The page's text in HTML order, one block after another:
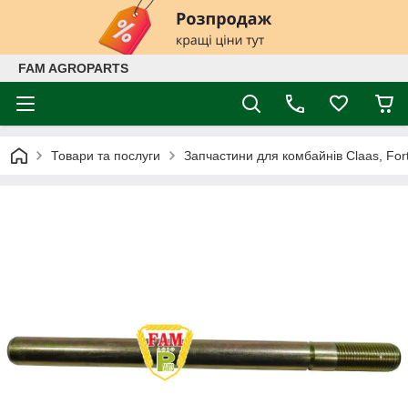
FAM AGROPARTS
Товари та послуги Запчастини для комбайнів Claas,